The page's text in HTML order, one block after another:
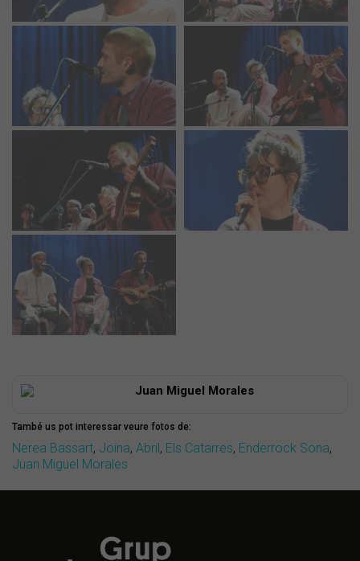
Juan Miguel Morales
També us pot interessar veure fotos de:
Nerea Bassart, Joina, Abril , Els Catarres, Enderrock Sona,
Juan Miguel Morales